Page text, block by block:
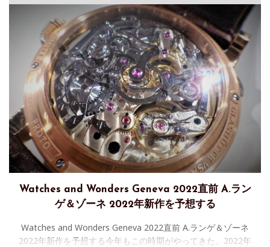
Watches and Wonders Geneva 2022直前 A.ラン
ゲ＆ゾーネ 2022年新作を予想する
Watches and Wonders Geneva 2022直前 A.ランゲ＆ゾーネ
2022年新作を予想する今年もこの時期がやってきた。2022年